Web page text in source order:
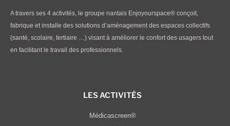
A travers ses 4 activités, le groupe nantais Enjoyourspace® conçoit,
fabrique et installe des solutions d’aménagement des espaces collectifs
(santé, scolaire, tertiaire …) visant à améliorer le confort des usagers tout
en facilitant le travail des professionnels.
LES ACTIVITÉS
Médicascreen®